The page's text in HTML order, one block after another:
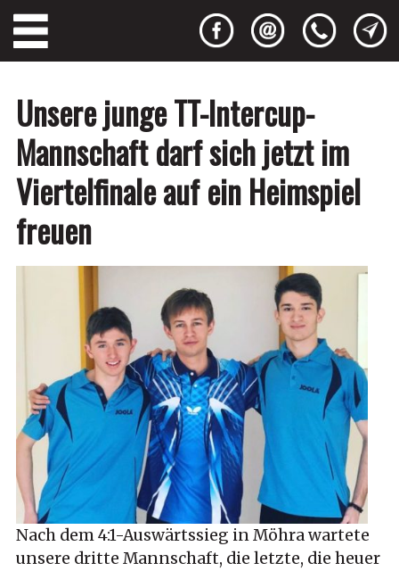
Unsere junge TT-Intercup-
Mannschaft darf sich jetzt im
Viertelfinale auf ein Heimspiel
freuen
Nach dem 4:1-Auswärtssieg in Möhra wartete
unsere dritte Mannschaft, die letzte, die heuer